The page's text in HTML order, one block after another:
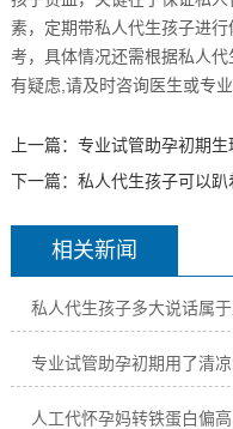
素，定期带私人代生孩子进行
考，具体情况还需根据私人
有疑虑,请及时咨询医生或专业
上一篇： 专业试管助孕初期
下一篇： 私人代生孩子可以趴
相关新闻
私人代生孩子多大说话属
专业试管助孕初期用了清凉
人工代怀孕妈转铁蛋白偏高